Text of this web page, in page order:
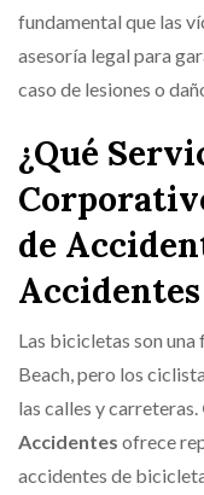
fundamental que las
asesoría legal para
caso de lesiones o
¿Qué
de
Las bicicletas son
Beach, pero los
las calles y carreteras.
Accidentes ofrece
accidentes de